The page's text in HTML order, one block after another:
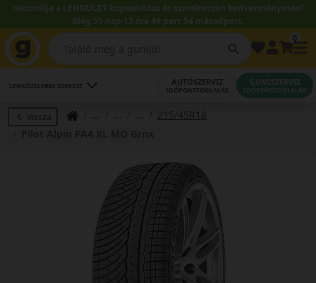
Használja a LENDÜLET kuponkódot és szereltessen kedvezményesen!
Még 55 nap 13 óra 49 perc 53 másodperc.
LEGKÖZELEBBI SZERVIZ AUTÓSZERVIZ
IDŐPONTFOGLALÁS
GUMISZERVIZ
IDŐPONTFOGLALÁS
Vissza
215/45R18